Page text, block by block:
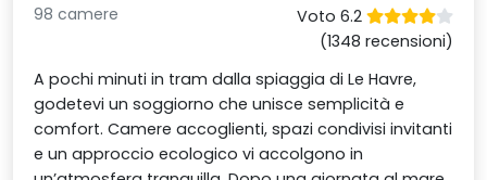
98 camere
Voto 6.2
(1348 recensioni)
A pochi minuti in tram dalla spiaggia di Le Havre,
godetevi un soggiorno che unisce semplicità e
comfort. Camere accoglienti, spazi condivisi invitanti
e un approccio ecologico vi accolgono in